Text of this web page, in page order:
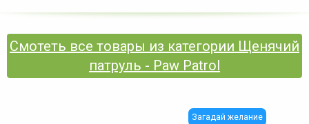
Смотеть все товары из категории Щенячий
патруль - Paw Patrol
Загадай желание